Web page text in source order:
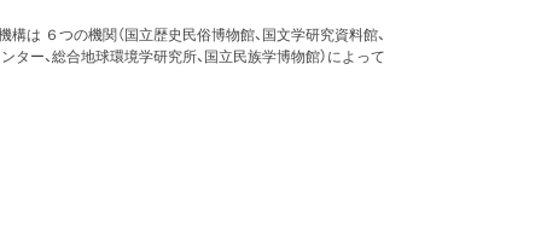
は ６つの機関（国立歴史民俗博物館、国文学研究資料館、
ター、総合地球環境学研究所、国立民族学博物館）によって